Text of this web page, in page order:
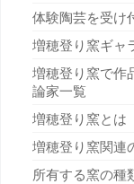
体験陶芸を受け
増穂登り窯ギャ
増穂登り窯で作
論家一覧
増穂登り窯とは
増穂登り窯関連
所有する窯の種